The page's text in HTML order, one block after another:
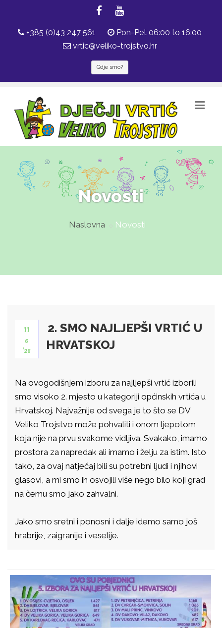
+385 (0)43 247 561
Pon-Pet 06:00 to 16:00
vrtic@veliko-trojstvo.hr
Gdje smo?
Novosti
Naslovna Novosti
11
6
'26
2. SMO NAJLJEPŠI VRTIĆ U
HRVATSKOJ
Na ovogodišnjem izboru za najljepši vrtić izborili
smo visoko 2. mjesto u kategoriji općinskih vrtića u
Hrvatskoj. Najvažnije od svega je to što se DV
Veliko Trojstvo može pohvaliti i onom ljepotom
koja nije na prvu svakome vidljiva. Svakako, imamo
prostora za napredak ali imamo i želju za istim. Isto
tako, za ovaj natječaj bili su potrebni ljudi i njihovi
glasovi, a mi smo ih osvojili više nego bilo koji grad
na čemu smo jako zahvalni.
Jako smo sretni i ponosni i dalje idemo samo još
hrabrije, zaigranije i veselije.